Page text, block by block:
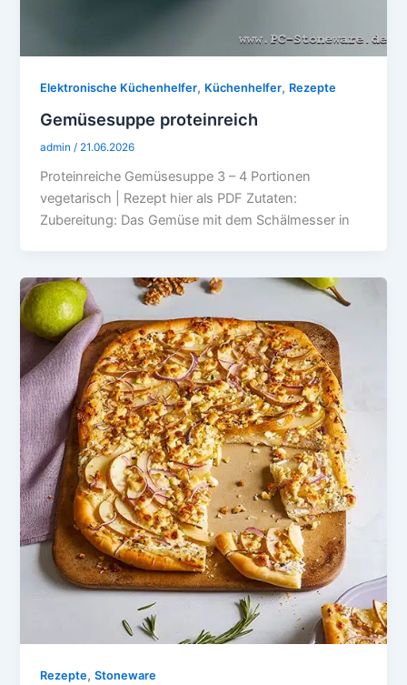
Elektronische Küchenhelfer, Küchenhelfer, Rezepte
Gemüsesuppe proteinreich
admin / 21.06.2026
Proteinreiche Gemüsesuppe 3 – 4 Portionen
vegetarisch | Rezept hier als PDF Zutaten:
Zubereitung: Das Gemüse mit dem Schälmesser in
Rezepte,Stoneware